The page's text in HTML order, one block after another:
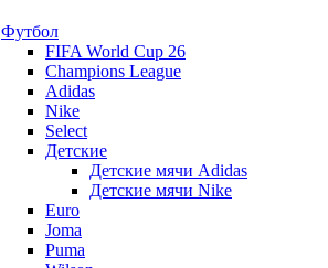
Футбол
FIFA World Cup 26
Champions League
Adidas
Nike
Select
Детские
Детские мячи Adidas
Детские мячи Nike
Euro
Joma
Puma